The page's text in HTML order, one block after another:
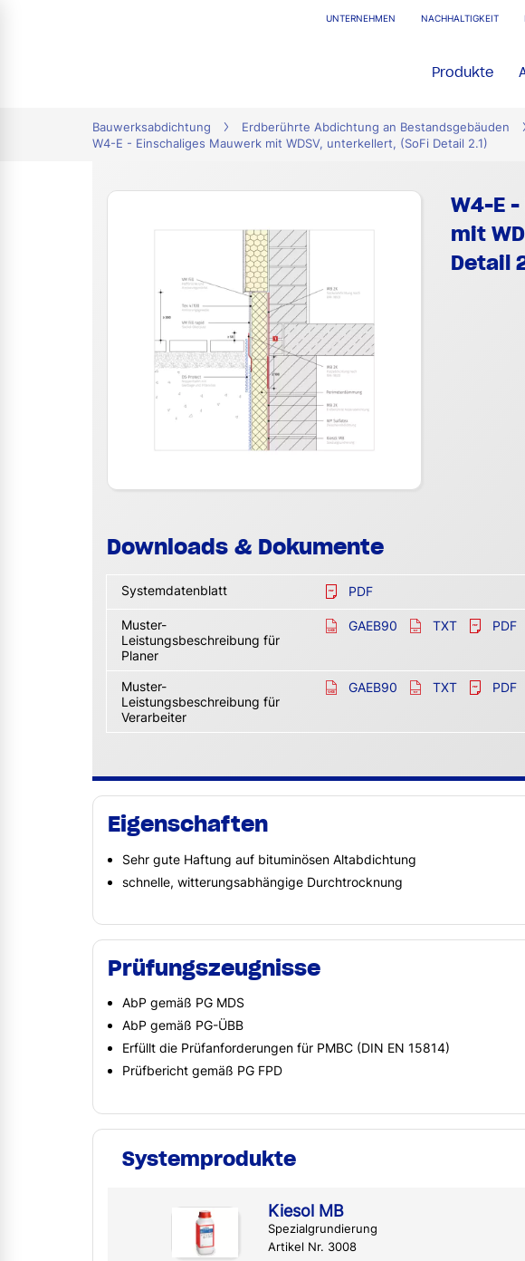
UNTERNEHMEN NACHHALTIGKEIT
Produkte
Bauwerksabdichtung Erdberührte Abdichtung an Bestandsgebäuden
W4-E - Einschaliges Mauwerk mit WDSV, unterkellert, (SoFi Detail 2.1)
W4-E
mit
Detail
Downloads & Dokumente
Systemdatenblatt PDF
Muster-
Leistungsbeschreibung für
Planer
GAEB90 TXT PDF
Muster-
Leistungsbeschreibung für
Verarbeiter
GAEB90 TXT PDF
Eigenschaften
Sehr gute Haftung auf bituminösen Altabdichtung
schnelle, witterungsabhängige Durchtrocknung
Prüfungszeugnisse
AbP gemäß PG MDS
AbP gemäß PG-ÜBB
Erfüllt die Prüfanforderungen für PMBC (DIN EN 15814)
Prüfbericht gemäß PG FPD
Systemprodukte
Kiesol MB
Spezialgrundierung
Artikel Nr. 3008